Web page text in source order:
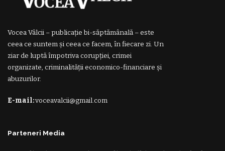
Vocea Vâlcii – publicație bi-săptămânală – este
ceea ce suntem și ceea ce facem, în fiecare zi. Un
ziar de luptă împotriva corupției, crimei
organizate, criminalității economico-financiare și
abuzurilor.
E-mail:voceavalcii@gmail.com
Parteneri Media